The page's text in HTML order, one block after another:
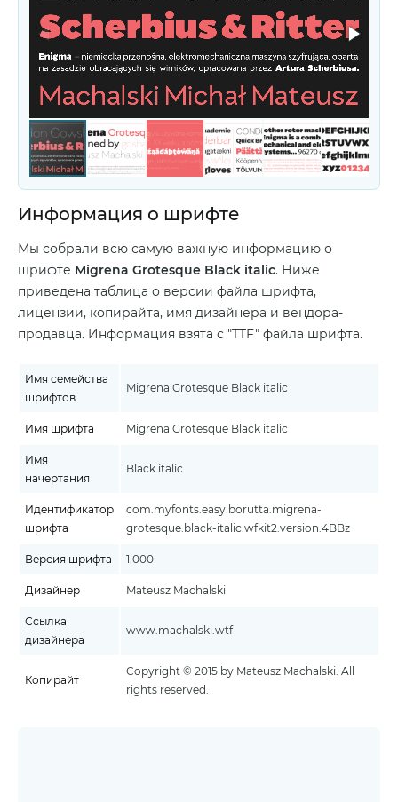
Информация о шрифте
Мы собрали всю самую важную информацию о
шрифте Migrena Grotesque Black italic. Ниже
приведена таблица о версии файла шрифта,
лицензии, копирайта, имя дизайнера и вендора-
продавца. Информация взята с "TTF" файла шрифта.
Имя семейства
шрифтов
Migrena Grotesque Black italic
Имя шрифта Migrena Grotesque Black italic
Имя
начертания
Black italic
Идентификатор
шрифта
com.myfonts.easy.borutta.migrena-
grotesque.black-italic.wfkit2.version.4BBz
Версия шрифта 1.000
Дизайнер Mateusz Machalski
Ссылка
дизайнера
www.machalski.wtf
Копирайт
Copyright © 2015 by Mateusz Machalski. All
rights reserved.